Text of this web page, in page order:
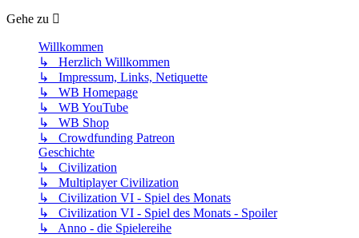
Gehe zu
Willkommen
↳ Herzlich Willkommen
↳ Impressum, Links, Netiquette
↳ WB Homepage
↳ WB YouTube
↳ WB Shop
↳ Crowdfunding Patreon
Geschichte
↳ Civilization
↳ Multiplayer Civilization
↳ Civilization VI - Spiel des Monats
↳ Civilization VI - Spiel des Monats - Spoiler
↳ Anno - die Spielereihe